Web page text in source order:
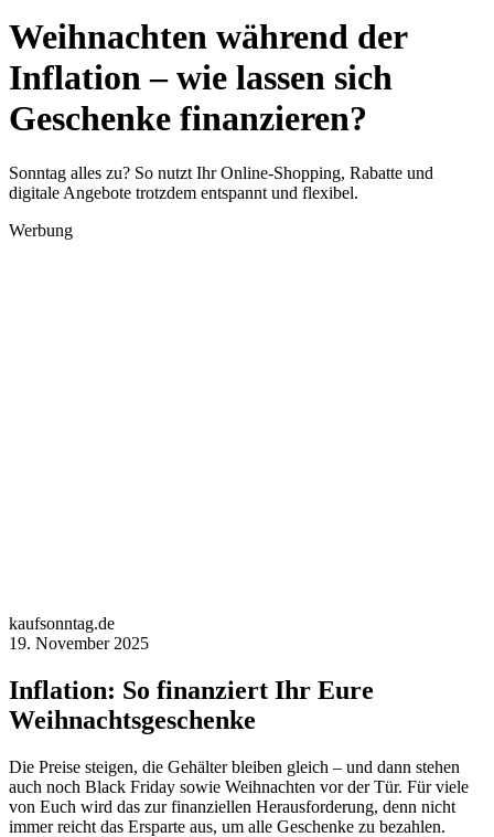
Weihnachten während der
Inflation – wie lassen sich
Geschenke finanzieren?
Sonntag alles zu? So nutzt Ihr Online-Shopping, Rabatte und
digitale Angebote trotzdem entspannt und flexibel.
Werbung
kaufsonntag.de
19. November 2025
Inflation: So finanziert Ihr Eure
Weihnachtsgeschenke
Die Preise steigen, die Gehälter bleiben gleich – und dann stehen
auch noch Black Friday sowie Weihnachten vor der Tür. Für viele
von Euch wird das zur finanziellen Herausforderung, denn nicht
immer reicht das Ersparte aus, um alle Geschenke zu bezahlen.